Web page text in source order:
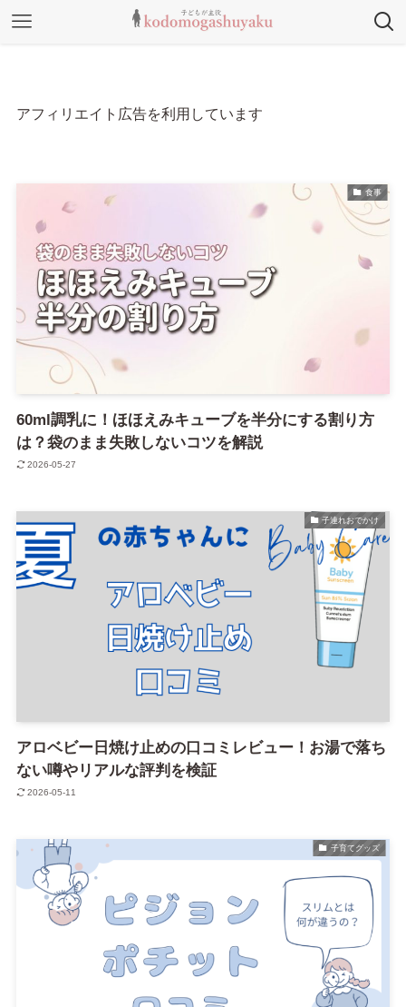
アフィリエイト広告を利用しています
食事
60ml調乳に！ほほえみキューブを半分にする割り方
は？袋のまま失敗しないコツを解説
2026-05-27
子連れおでかけ
アロベビー日焼け止めの口コミレビュー！お湯で落ち
ない噂やリアルな評判を検証
2026-05-11
子育てグッズ